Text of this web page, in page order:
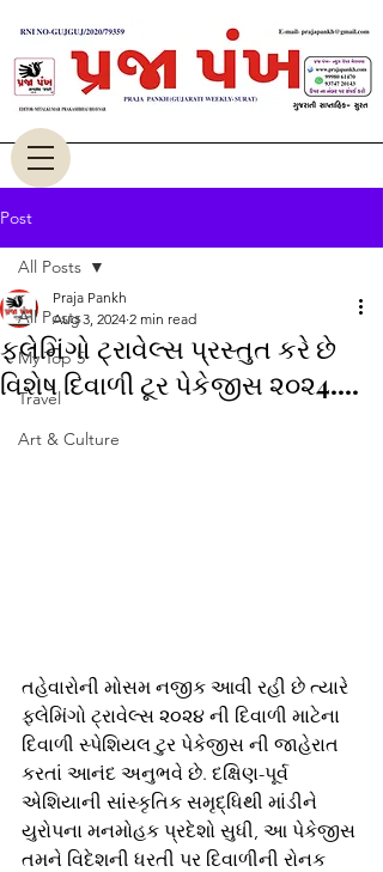
Post
All Posts
My Top 5
Travel
Art & Culture
All Posts
ફ્લેમિંગો ટ્રાવેલ્સ પ્રસ્તુત કરે છે
વિશેષ દિવાળી ટૂર પેકેજીસ ૨૦૨4....
Praja Pankh
Aug 3, 2024 2 min read
તહેવારોની મોસમ નજીક આવી રહી છે ત્યારે
ફ્લેમિંગો ટ્રાવેલ્સ ૨૦૨૪ ની દિવાળી માટેના
દિવાળી સ્પેશિયલ ટુર પેકેજીસ ની જાહેરાત
કરતાં આનંદ અનુભવે છે. દક્ષિણ-પૂર્વ
એશિયાની સાંસ્કૃતિક સમૃદ્ધિથી માંડીને
યુરોપના મનમોહક પ્રદેશો સુધી, આ પેકેજીસ
તમને વિદેશની ધરતી પર દિવાળીની રોનક